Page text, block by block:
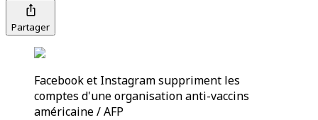
Partager
Facebook et Instagram suppriment les
comptes d'une organisation anti-vaccins
américaine / AFP